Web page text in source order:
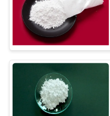
সাইট
PRIVACY
POLICY